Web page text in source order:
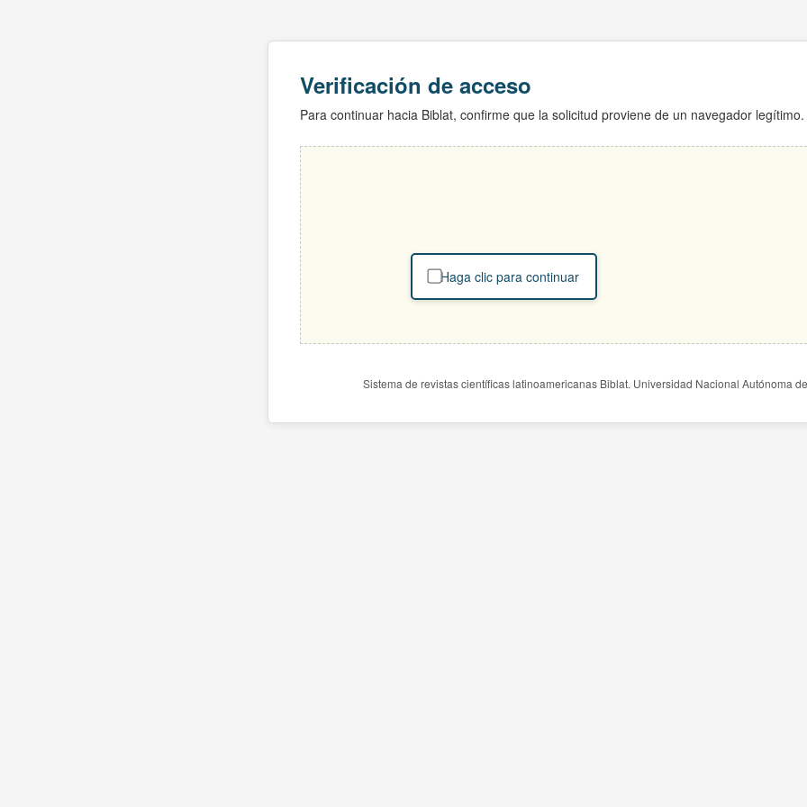
Verificación de acceso
Para continuar hacia Biblat, confirme que la solicitud proviene de un navegador legítimo.
Haga clic para continuar
Sistema de revistas científicas latinoamericanas Biblat. Universidad Nacional Autónoma